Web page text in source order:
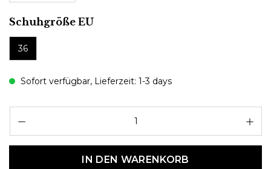
Schuhgröße EUauswählen
36
Sofort verfügbar, Lieferzeit: 1-3 days
IN DEN WARENKORB